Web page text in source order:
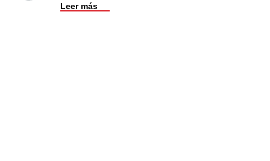
Leer más